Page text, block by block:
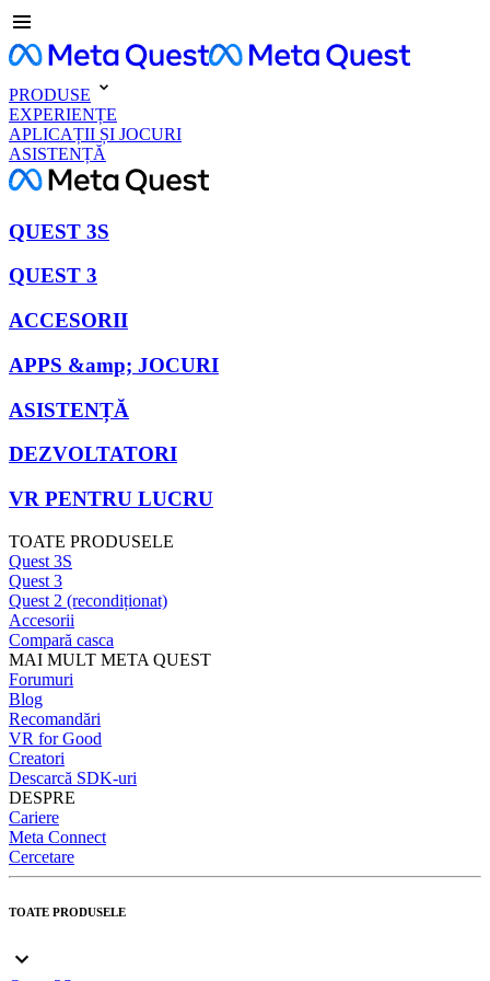
PRODUSE
EXPERIENȚE
APLICAȚII ȘI JOCURI
ASISTENȚĂ
QUEST 3S
QUEST 3
ACCESORII
APPS &amp; JOCURI
ASISTENȚĂ
DEZVOLTATORI
VR PENTRU LUCRU
TOATE PRODUSELE
Quest 3S
Quest 3
Quest 2 (recondiționat)
Accesorii
Compară casca
MAI MULT META QUEST
Forumuri
Blog
Recomandări
VR for Good
Creatori
Descarcă SDK-uri
DESPRE
Cariere
Meta Connect
Cercetare
TOATE PRODUSELE